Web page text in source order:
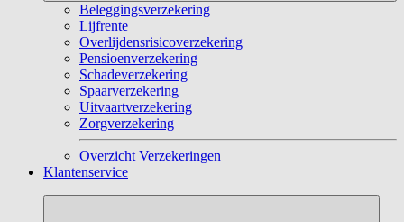
Beleggingsverzekering
Lijfrente
Overlijdensrisicoverzekering
Pensioenverzekering
Schadeverzekering
Spaarverzekering
Uitvaartverzekering
Zorgverzekering
Overzicht Verzekeringen
Klantenservice